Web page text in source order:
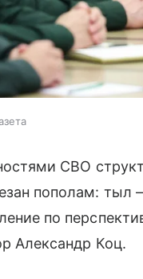
СВО
пополам: тыл
по
Александр Коц.